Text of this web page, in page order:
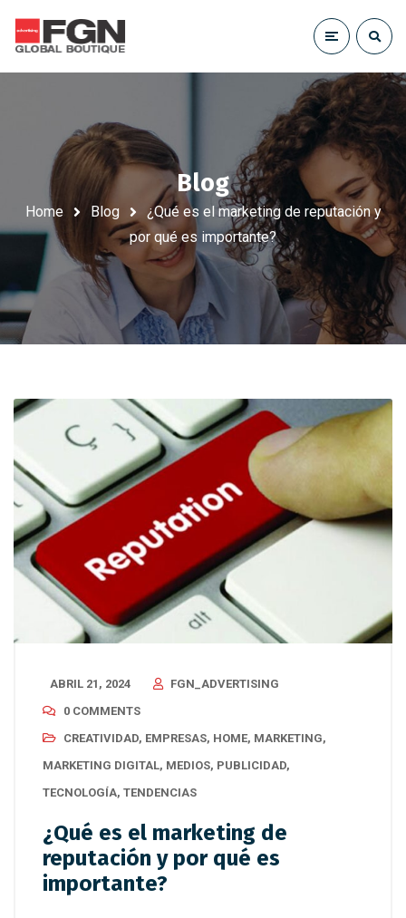
Blog
Home Blog
¿Qué es el marketing de reputación y
por qué es importante?
ABRIL 21, 2024
FGN_ADVERTISING
0 COMMENTS
CREATIVIDAD, EMPRESAS, HOME, MARKETING,
MARKETING DIGITAL, MEDIOS, PUBLICIDAD,
TECNOLOGÍA, TENDENCIAS
¿Qué es el marketing de
reputación y por qué es
importante?